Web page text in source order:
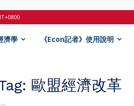
濟學 《Econ記者》使用說明
歐盟經濟改革